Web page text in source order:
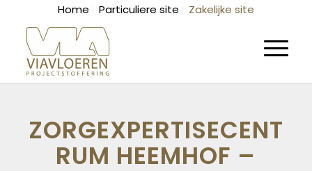
Home Particuliere site Zakelijke site
ZORGEXPERTISECENT
RUM HEEMHOF –